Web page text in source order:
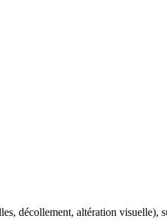
décollement, altération visuelle),